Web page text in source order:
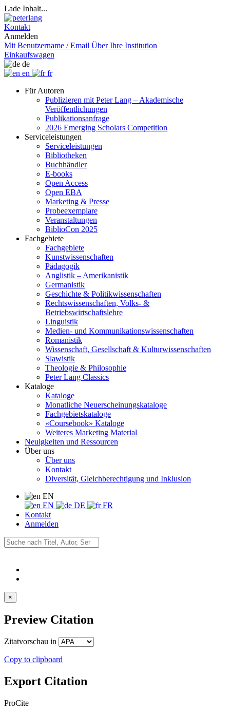
Lade Inhalt...
Kontakt
Anmelden
Mit Benutzername / Email Über Ihre Institution
Einkaufswagen
de
en
fr
Für Autoren
Publizieren mit Peter Lang – Akademische
Veröffentlichungen
Publikationsanfrage
2026 Emerging Scholars Competition
Serviceleistungen
Serviceleistungen
Bibliotheken
Buchhändler
E-books
Open Access
Open EBA
Marketing & Presse
Probeexemplare
Veranstaltungen
BiblioCon 2025
Fachgebiete
Fachgebiete
Kunstwissenschaften
Pädagogik
Anglistik – Amerikanistik
Germanistik
Geschichte & Politikwissenschaften
Rechtswissenschaften, Volks- &
Betriebswirtschaftslehre
Linguistik
Medien- und Kommunikationswissenschaften
Romanistik
Wissenschaft, Gesellschaft & Kulturwissenschaften
Slawistik
Theologie & Philosophie
Peter Lang Classics
Kataloge
Kataloge
Monatliche Neuerscheinungskataloge
Fachgebietskataloge
«Coursebook» Kataloge
Weiteres Marketing Material
Neuigkeiten und Ressourcen
Über uns
Über uns
Kontakt
Diversität, Gleichberechtigung und Inklusion
EN
EN
DE
FR
Kontakt
Anmelden
Export Citation